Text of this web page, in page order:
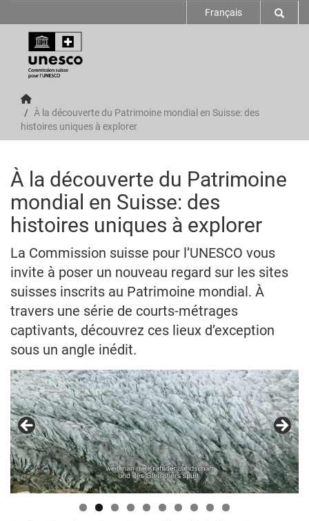
Français
À la découverte du Patrimoine mondial en Suisse: des
histoires uniques à explorer
À la découverte du Patrimoine
mondial en Suisse: des
histoires uniques à explorer
La Commission suisse pour l’UNESCO vous
invite à poser un nouveau regard sur les sites
suisses inscrits au Patrimoine mondial. À
travers une série de courts-métrages
captivants, découvrez ces lieux d’exception
sous un angle inédit.